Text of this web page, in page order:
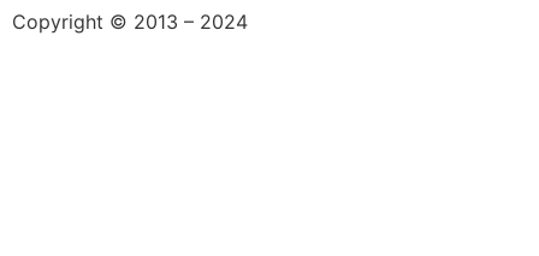
Copyright © 2013 – 2024